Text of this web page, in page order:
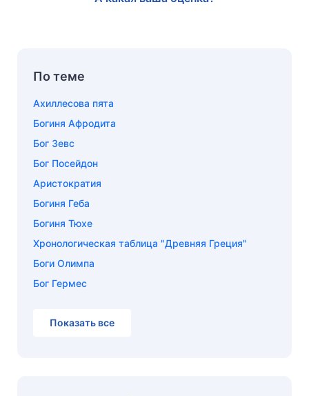
По теме
Ахиллесова пята
Богиня Афродита
Бог Зевс
Бог Посейдон
Аристократия
Богиня Геба
Богиня Тюхе
Хронологическая таблица "Древняя Греция"
Боги Олимпа
Бог Гермес
Показать все